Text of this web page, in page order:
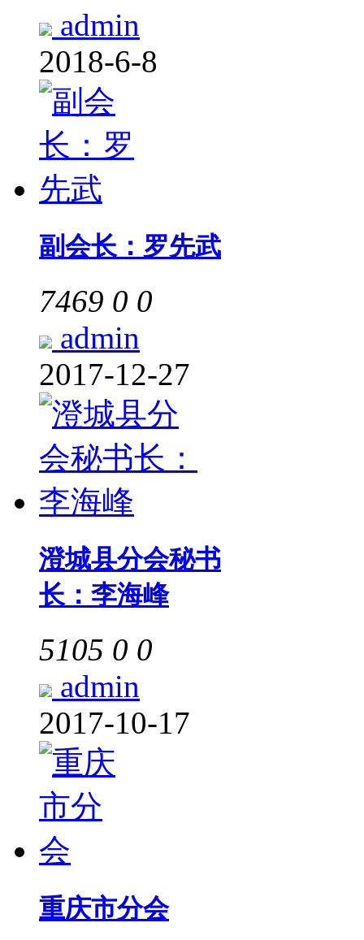
admin
2018-6-8
副会长：罗先武
7469 0 0
admin
2017-12-27
澄城县分会秘书
长：李海峰
5105 0 0
admin
2017-10-17
重庆市分会